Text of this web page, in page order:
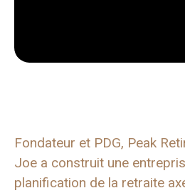
Fondateur et PDG, Peak
Joe a construit une
planification de la retraite